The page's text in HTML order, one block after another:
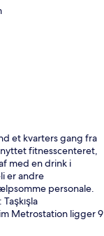
et kvarters gang fra
fitnesscenteret,
med en drink i
er andre
personale.
Metrostation ligger 9